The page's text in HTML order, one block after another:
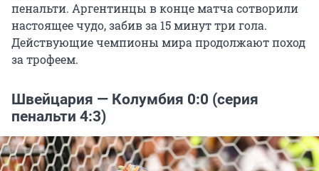
пенальти. Аргентинцы в конце матча сотворили
настоящее чудо, забив за 15 минут три гола.
Действующие чемпионы мира продолжают поход
за трофеем.
Швейцария — Колумбия 0:0 (серия
пенальти 4:3)